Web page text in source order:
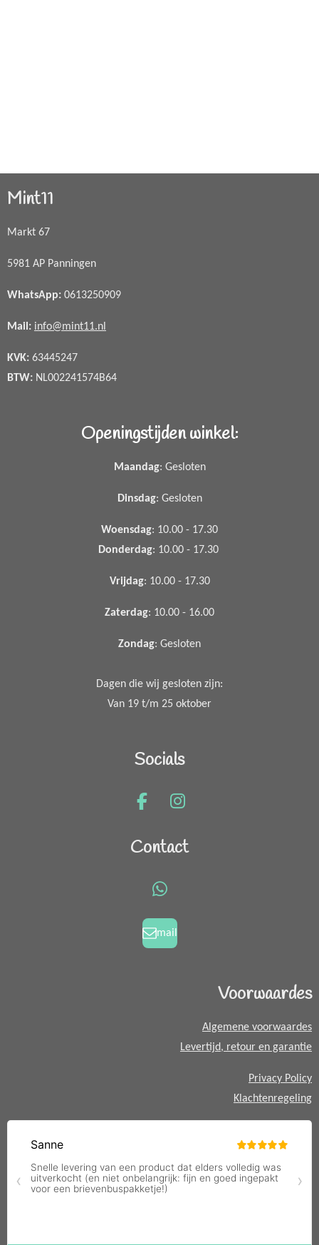
Mint11
Markt 67
5981 AP Panningen
WhatsApp: 0613250909
Mail: info@mint11.nl
KVK: 63445247
BTW: NL002241574B64
Openingstijden winkel:
Maandag: Gesloten
Dinsdag: Gesloten
Woensdag: 10.00 - 17.30
Donderdag: 10.00 - 17.30
Vrijdag: 10.00 - 17.30
Zaterdag: 10.00 - 16.00
Zondag: Gesloten
Dagen die wij gesloten zijn:
Van 19 t/m 25 oktober
Socials
F
c
k
I
s
a
m
Contact
W
a
t
mail
Voorwaardes
Algemene voorwaardes
Levertijd, retour en garantie
Privacy Policy
Klachtenregeling